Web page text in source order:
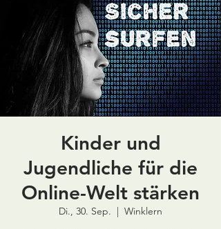
Kinder und
Jugendliche für die
Online-Welt stärken
Di., 30. Sep.
  |
Winklern